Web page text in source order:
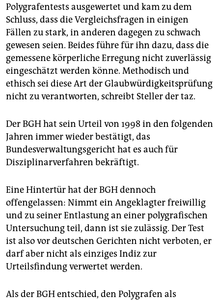
Polygrafentests ausgewertet und kam zu dem
Schluss, dass die Vergleichsfragen in einigen
Fällen zu stark, in anderen dagegen zu schwach
gewesen seien. Beides führe für ihn dazu, dass die
gemessene körperliche Erregung nicht zuverlässig
eingeschätzt werden könne. Methodisch und
ethisch sei diese Art der Glaubwürdigkeitsprüfung
nicht zu verantworten, schreibt Steller der taz.
Der BGH hat sein Urteil von 1998 in den folgenden
Jahren immer wieder bestätigt, das
Bundesverwaltungsgericht hat es auch für
Disziplinarverfahren bekräftigt.
Eine Hintertür hat der BGH dennoch
offengelassen: Nimmt ein Angeklagter freiwillig
und zu seiner Entlastung an einer polygrafischen
Untersuchung teil, dann ist sie zulässig. Der Test
ist also vor deutschen Gerichten nicht verboten, er
darf aber nicht als einziges Indiz zur
Urteilsfindung verwertet werden.
Als der BGH entschied, den Polygrafen als